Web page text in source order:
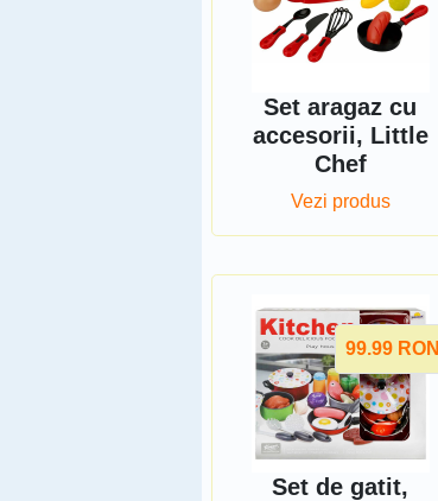
Set aragaz cu
accesorii, Little
Chef
Vezi produs
99.99 RON
Set de gatit,